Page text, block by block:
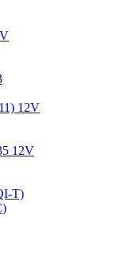
12V
12V
T)